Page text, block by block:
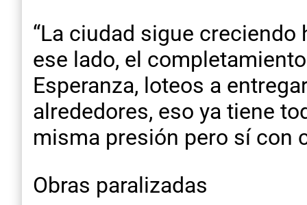
“La ciudad sigue
ese lado, el
Esperanza, loteos a
alrededores, eso ya tiene
misma presión pero sí con
Obras paralizadas